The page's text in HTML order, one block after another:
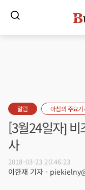
알림 아침의 주요기
[3월24일자] 비
사
2018-03-23 20:46:23
이한재 기자 -